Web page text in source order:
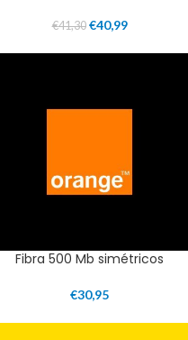
€41,30 €40,99
Fibra 500 Mb simétricos
€30,95